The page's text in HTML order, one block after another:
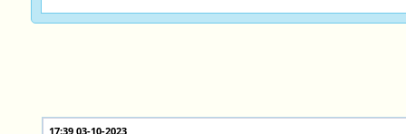
03-10-2023 17:39